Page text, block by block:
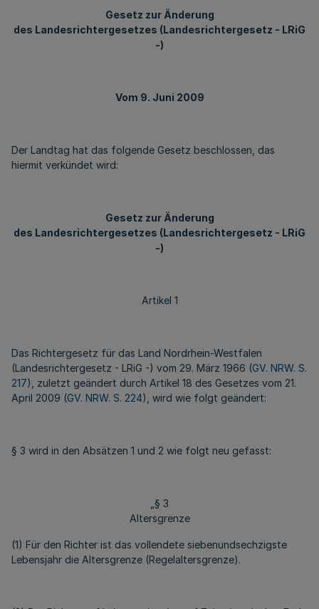
Gesetz zur Änderung
des Landesrichtergesetzes (Landesrichtergesetz - LRiG
-)
Vom 9. Juni 2009
Der Landtag hat das folgende Gesetz beschlossen, das
hiermit verkündet wird:
Gesetz zur Änderung
des Landesrichtergesetzes (Landesrichtergesetz - LRiG
-)
Artikel 1
Das Richtergesetz für das Land Nordrhein-Westfalen
(Landesrichtergesetz - LRiG -) vom 29. März 1966 (GV. NRW. S.
217), zuletzt geändert durch Artikel 18 des Gesetzes vom 21.
April 2009 (GV. NRW. S. 224), wird wie folgt geändert:
§ 3 wird in den Absätzen 1 und 2 wie folgt neu gefasst:
„§ 3
Altersgrenze
(1) Für den Richter ist das vollendete siebenundsechzigste
Lebensjahr die Altersgrenze (Regelaltersgrenze).